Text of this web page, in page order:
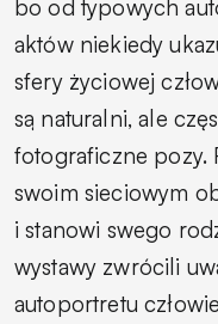
bo od typowych
aktów niekiedy
sfery życiowej
są naturalni, ale
fotograficzne pozy.
swoim sieciowym
i stanowi swego
wystawy zwrócili
autoportretu